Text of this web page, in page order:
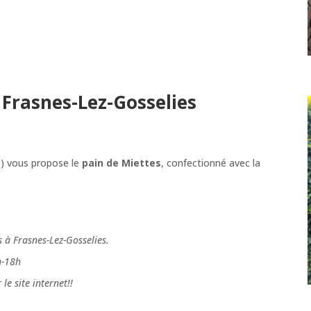
Lez-Gosselies
vous propose le pain de Miettes, confectionné avec la
Frasnes-Lez-Gosselies.
18h
le site internet!!